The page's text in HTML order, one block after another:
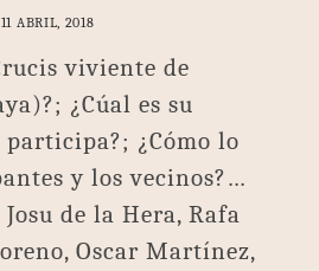
11 ABRIL, 2018
viviente de
¿Cúal es su
¿Cómo lo
y los vecinos?…
de la Hera, Rafa
Oscar Martínez,